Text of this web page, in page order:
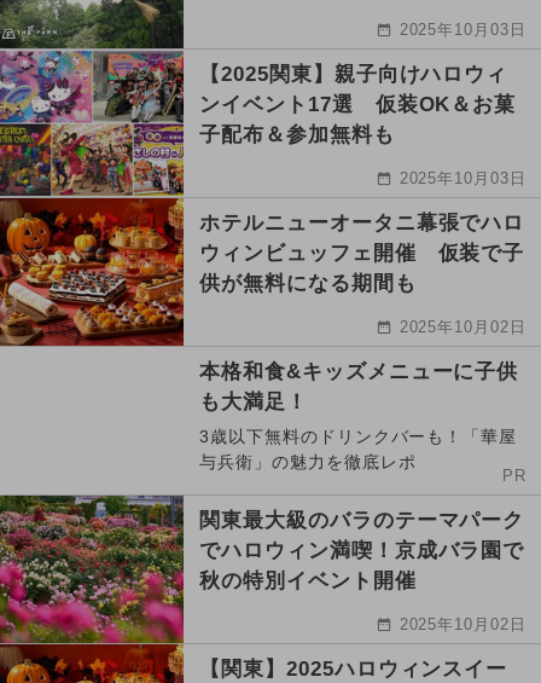
2025年10月03日
【2025関東】親子向けハロウィ
ンイベント17選 仮装OK＆お菓
子配布＆参加無料も
2025年10月03日
ホテルニューオータニ幕張でハロ
ウィンビュッフェ開催 仮装で子
供が無料になる期間も
2025年10月02日
本格和食&キッズメニューに子供
も大満足！
3歳以下無料のドリンクバーも！「華屋
与兵衛」の魅力を徹底レポ
PR
関東最大級のバラのテーマパーク
でハロウィン満喫！京成バラ園で
秋の特別イベント開催
2025年10月02日
【関東】2025ハロウィンスイー